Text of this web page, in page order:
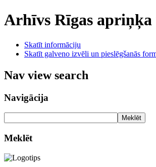
Arhīvs Rīgas
Skatīt informāciju
Skatīt galveno izvēli un pieslēgšanās
Nav view search
Navigācija
Meklēt
Meklēt